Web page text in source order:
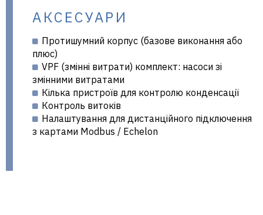
АКСЕСУАРИ
Протишумний корпус (базове виконання або
плюс)
VPF (змінні витрати) комплект: насоси зі
змінними витратами
Кілька пристроїв для контролю конденсації
Контроль витоків
Налаштування для дистанційного підключення
з картами Modbus / Echelon